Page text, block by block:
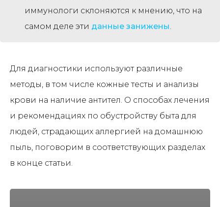
иммунологи склоняются к мнению, что на
самом деле эти данные занижены
Для диагностики используют различные
методы, в том числе кожные тесты и анализы
крови на наличие антител. О способах лечения
и рекомендациях по обустройству быта для
людей, страдающих аллергией на домашнюю
пыль, поговорим в соответствующих разделах
в конце статьи.